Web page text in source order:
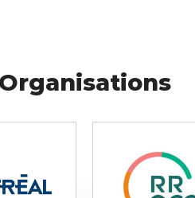
Organisations